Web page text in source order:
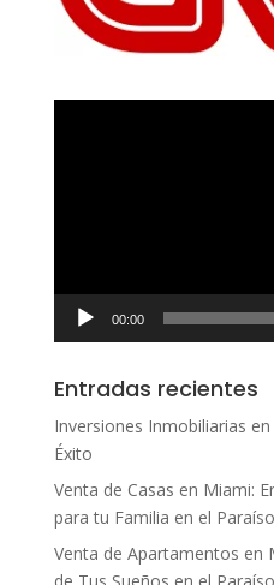
00:00
Entradas recientes
Inversiones Inmobiliarias
Éxito
Venta de Casas en Miami:
para tu Familia en el
Venta de Apartamentos en